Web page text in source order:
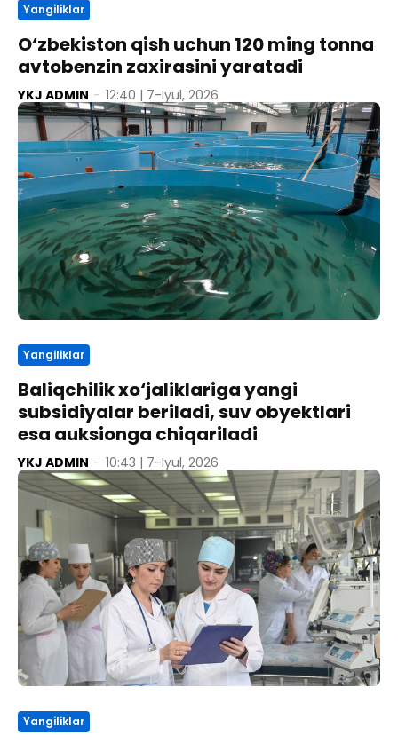
Yangiliklar
O‘zbekiston qish uchun 120 ming tonna
avtobenzin zaxirasini yaratadi
YKJ ADMIN - 12:40 | 7-Iyul, 2026
Yangiliklar
Baliqchilik xo‘jaliklariga yangi
subsidiyalar beriladi, suv obyektlari
esa auksionga chiqariladi
YKJ ADMIN - 10:43 | 7-Iyul, 2026
Yangiliklar